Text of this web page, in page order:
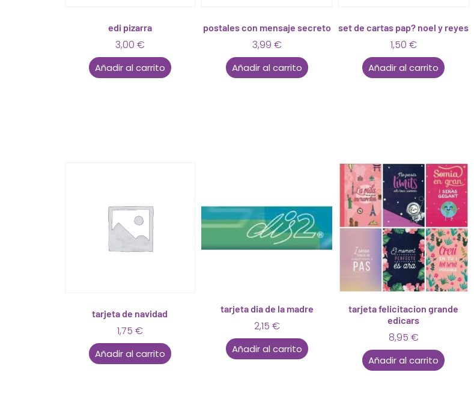
edi pizarra
3,00 €
Añadir al carrito
postales con mensaje secreto
3,99 €
Añadir al carrito
set de cartas pap? noel y reyes
1,50 €
Añadir al carrito
tarjeta de navidad
1,75 €
Añadir al carrito
tarjeta dia de la madre
2,15 €
Añadir al carrito
tarjeta felicitacion grande
edicars
8,95 €
Añadir al carrito